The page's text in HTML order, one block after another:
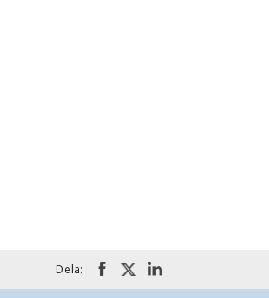
Dela: